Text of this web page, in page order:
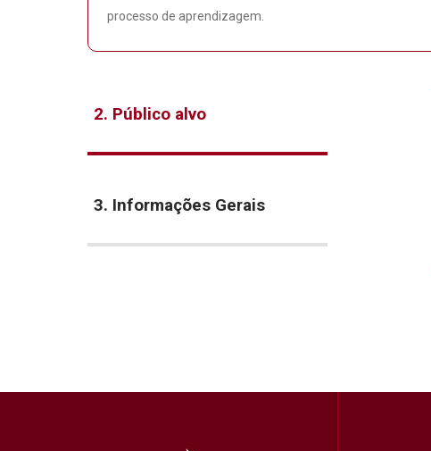
processo de aprendizagem.
2. Público alvo
3. Informações Gerais